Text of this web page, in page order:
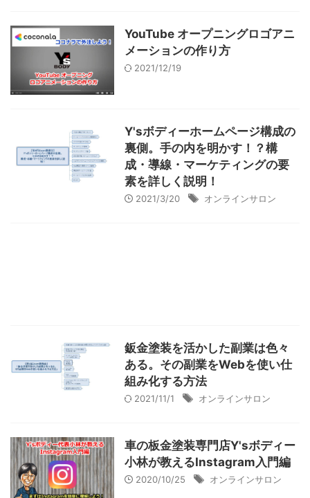
YouTube オープニングロゴアニ
メーションの作り方
2021/12/19
Y'sボディーホームページ構成の
裏側。手の内を明かす！？構
成・導線・マーケティングの要
素を詳しく説明！
2021/3/20 オンラインサロン
鈑金塗装を活かした副業は色々
ある。その副業をWebを使い仕
組み化する方法
2021/11/1 オンラインサロン
車の板金塗装専門店Y'sボディー
小林が教えるInstagram入門編
2020/10/25 オンラインサロン